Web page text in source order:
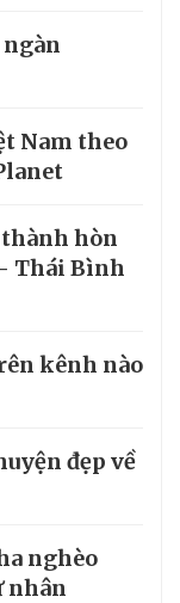
ngàn
Nam theo
thành hòn
Thái Bình
kênh nào
đẹp về
nghèo
nhân